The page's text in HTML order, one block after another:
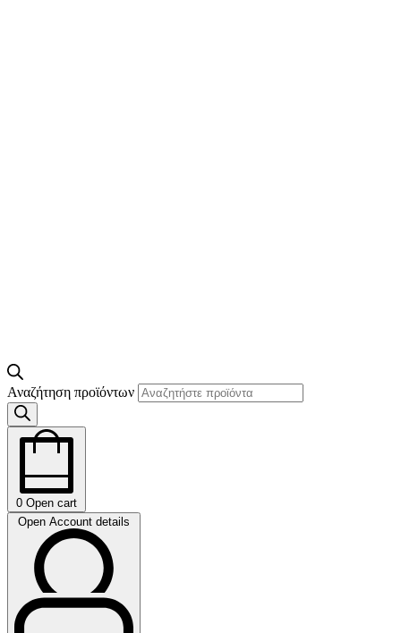
Αναζήτηση προϊόντων
0 Open cart
Open Account details